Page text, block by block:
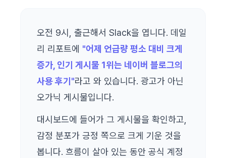
오전 9시, 출근해서 Slack을 엽니다. 데일
리 리포트에 "어제 언급량 평소 대비 크게
증가, 인기 게시물 1위는 네이버 블로그의
사용 후기"라고 와 있습니다. 광고가 아닌
오가닉 게시물입니다.
대시보드에 들어가 그 게시물을 확인하고,
감정 분포가 긍정 쪽으로 크게 기운 것을
봅니다. 흐름이 살아 있는 동안 공식 계정